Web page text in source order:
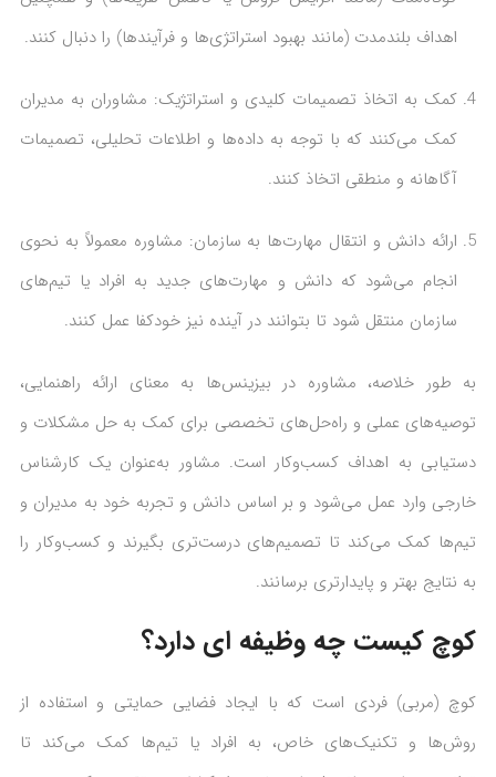
اهداف بلندمدت (مانند بهبود استراتژی‌ها و فرآیندها) را دنبال کنند.
کمک به اتخاذ تصمیمات کلیدی و استراتژیک: مشاوران به مدیران
کمک می‌کنند که با توجه به داده‌ها و اطلاعات تحلیلی، تصمیمات
آگاهانه و منطقی اتخاذ کنند.
ارائه دانش و انتقال مهارت‌ها به سازمان: مشاوره معمولاً به نحوی
انجام می‌شود که دانش و مهارت‌های جدید به افراد یا تیم‌های
سازمان منتقل شود تا بتوانند در آینده نیز خودکفا عمل کنند.
به طور خلاصه، مشاوره در بیزینس‌ها به معنای ارائه راهنمایی،
توصیه‌های عملی و راه‌حل‌های تخصصی برای کمک به حل مشکلات و
دستیابی به اهداف کسب‌وکار است. مشاور به‌عنوان یک کارشناس
خارجی وارد عمل می‌شود و بر اساس دانش و تجربه خود به مدیران و
تیم‌ها کمک می‌کند تا تصمیم‌های درست‌تری بگیرند و کسب‌وکار را
به نتایج بهتر و پایدارتری برسانند.
کوچ کیست چه وظیفه ای دارد؟
کوچ (مربی) فردی است که با ایجاد فضایی حمایتی و استفاده از
روش‌ها و تکنیک‌های خاص، به افراد یا تیم‌ها کمک می‌کند تا